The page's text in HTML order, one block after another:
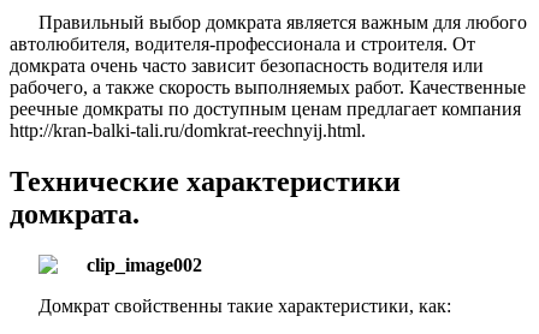
Правильный выбор домкрата является важным для любого
автолюбителя, водителя-профессионала и строителя. От
домкрата очень часто зависит безопасность водителя или
рабочего, а также скорость выполняемых работ. Качественные
реечные домкраты по доступным ценам предлагает компания
http://kran-balki-tali.ru/domkrat-reechnyij.html.
Технические характеристики
домкрата.
Домкрат свойственны такие характеристики, как: